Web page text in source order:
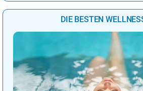
DIE BESTEN